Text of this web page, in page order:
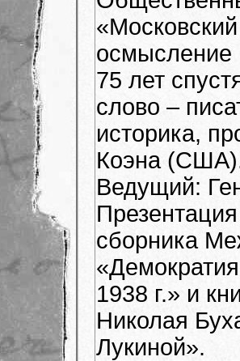
осмысление
75 лет
слово –
историка,
Коэна
Ведущий:
сборника
1938 г.» и
Николая
Лукиной».